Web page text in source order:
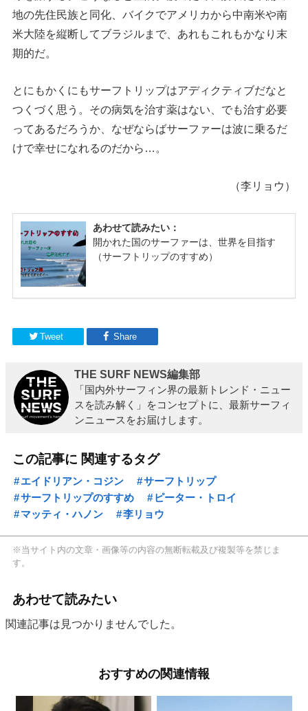
地の先住民族と同化、バイクでアメリカから中南米や南
米大陸を縦断してブラジルまで、あれもこれもかなり末
期的だ。
とにもかくにもサーフトリップはアディクティブだなと
つくづく思う。その病気を治す薬はない、でも治す必要
ってあるだろうか、なぜならばサーファーは波に乗るだ
けで幸せになれるのだから…。
（李リョウ）
Tweet Share
THE SURF NEWS編集部
「国内外サーフィン界の最新トレンド・ニュー
スを読み解く」をコンセプトに、最新サーフィ
ンニュースをお届けします。
この記事に 関連するタグ
エイドリアン・コジン
サーフトリップ
サーフトリップのすすめ
ピーター・トロイ
マッティ・ハノン
李リョウ
※当サイト内の文章・画像等の内容の無断転載及び複製等を禁じま
す。
あわせて読みたい
関連記事は見つかりませんでした。
おすすめの関連情報